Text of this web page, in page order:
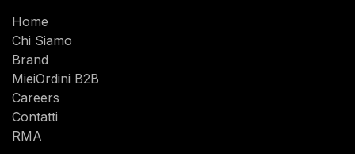
Home
Chi Siamo
Brand
MieiOrdini B2B
Careers
Contatti
RMA